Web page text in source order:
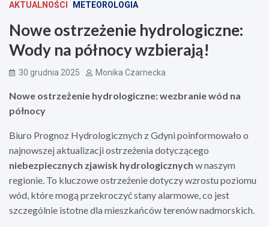
AKTUALNOŚCI METEOROLOGIA
Nowe ostrzeżenie hydrologiczne:
Wody na północy wzbierają!
30 grudnia 2025 Monika Czarnecka
Nowe ostrzeżenie hydrologiczne: wezbranie wód na
północy
Biuro Prognoz Hydrologicznych z Gdyni poinformowało o
najnowszej aktualizacji ostrzeżenia dotyczącego
niebezpiecznych zjawisk hydrologicznych w naszym
regionie. To kluczowe ostrzeżenie dotyczy wzrostu poziomu
wód, które mogą przekroczyć stany alarmowe, co jest
szczególnie istotne dla mieszkańców terenów nadmorskich.